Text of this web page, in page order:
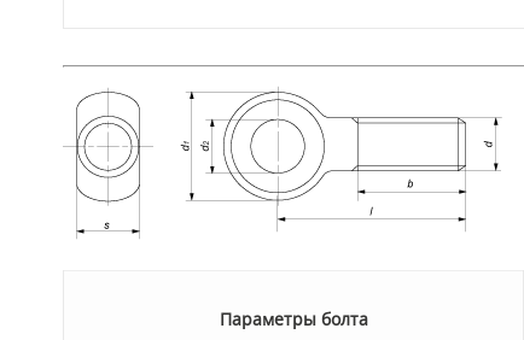
Параметры болта